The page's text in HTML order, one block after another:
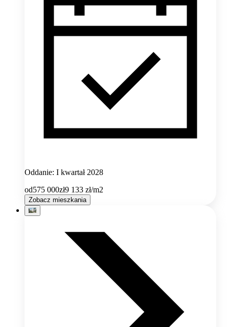
Oddanie: I kwartał 2028
od575 000zł9 133 zł/m2
Zobacz mieszkania